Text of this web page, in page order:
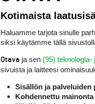
Kotimaista
Haluamme tarjota sinulle
siksi käytämme tällä
Otava ja sen (95)
sivuista ja laitteesi
Sisällön ja palveluiden
Kohdennettu